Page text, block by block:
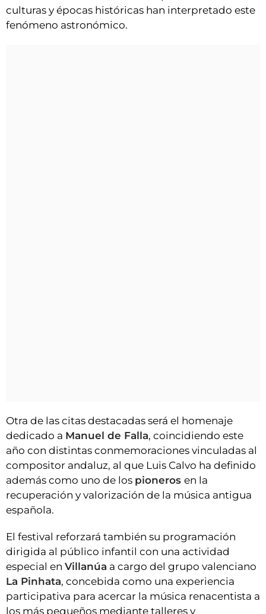
culturas y épocas históricas han interpretado este
fenómeno astronómico.
Otra de las citas destacadas será el homenaje
dedicado a Manuel de Falla, coincidiendo este
año con distintas conmemoraciones vinculadas al
compositor andaluz, al que Luis Calvo ha definido
además como uno de los pioneros en la
recuperación y valorización de la música antigua
española.
El festival reforzará también su programación
dirigida al público infantil con una actividad
especial en Villanúa a cargo del grupo valenciano
La Pinhata, concebida como una experiencia
participativa para acercar la música renacentista a
los más pequeños mediante talleres y